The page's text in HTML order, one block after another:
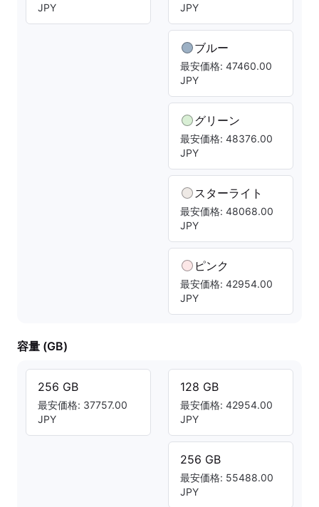
JPY
JPY
ブルー
最安価格: 47460.00
JPY
グリーン
最安価格: 48376.00
JPY
スターライト
最安価格: 48068.00
JPY
ピンク
最安価格: 42954.00
JPY
容量 (GB)
256 GB
最安価格: 37757.00
JPY
128 GB
最安価格: 42954.00
JPY
256 GB
最安価格: 55488.00
JPY